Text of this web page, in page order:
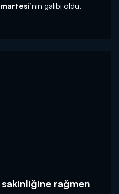
’nin galibi oldu.
rağmen